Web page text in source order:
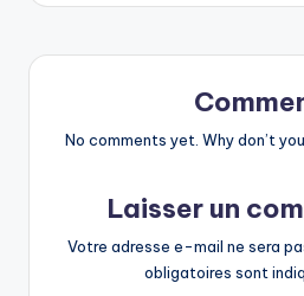
No comments yet. Why don’t
Laisser un
Votre adresse e-mail ne sera
obligatoires sont